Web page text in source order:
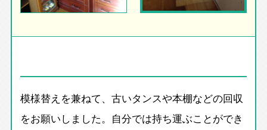
模様替えを兼ねて、古いタンスや本棚などの回収
をお願いしました。自分では持ち運ぶことができ